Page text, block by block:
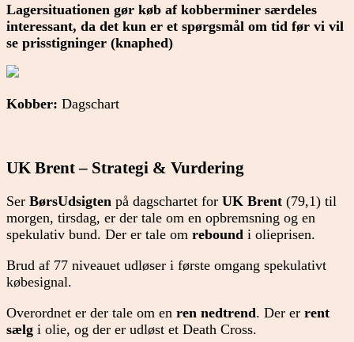
Lagersituationen gør køb af kobberminer særdeles
interessant, da det kun er et spørgsmål om tid før vi vil
se prisstigninger (knaphed)
Kobber: Dagschart
UK Brent – Strategi & Vurdering
Ser BørsUdsigten på dagschartet for UK Brent (79,1) til
morgen, tirsdag, er der tale om en opbremsning og en
spekulativ bund. Der er tale om rebound i olieprisen.
Brud af 77 niveauet udløser i første omgang spekulativt
købesignal.
Overordnet er der tale om en ren nedtrend. Der er rent
sælg i olie, og der er udløst et Death Cross.